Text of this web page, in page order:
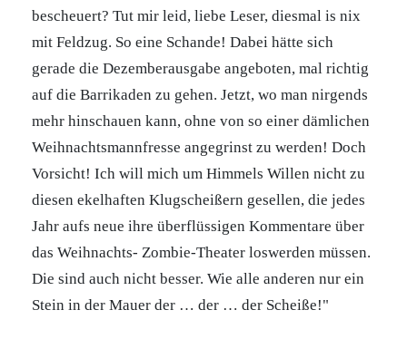
bescheuert? Tut mir leid, liebe Leser, diesmal is nix
mit Feldzug. So eine Schande! Dabei hätte sich
gerade die Dezemberausgabe angeboten, mal richtig
auf die Barrikaden zu gehen. Jetzt, wo man nirgends
mehr hinschauen kann, ohne von so einer dämlichen
Weihnachtsmannfresse angegrinst zu werden! Doch
Vorsicht! Ich will mich um Himmels Willen nicht zu
diesen ekelhaften Klugscheißern gesellen, die jedes
Jahr aufs neue ihre überflüssigen Kommentare über
das Weihnachts- Zombie-Theater loswerden müssen.
Die sind auch nicht besser. Wie alle anderen nur ein
Stein in der Mauer der … der … der Scheiße!"